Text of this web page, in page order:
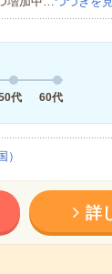
代 60代
詳